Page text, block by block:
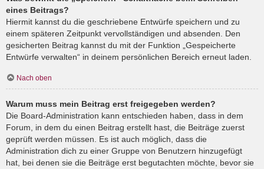
eines Beitrags?
Hiermit kannst du die geschriebene Entwürfe speichern und zu
einem späteren Zeitpunkt vervollständigen und absenden. Den
gesicherten Beitrag kannst du mit der Funktion „Gespeicherte
Entwürfe verwalten“ in deinem persönlichen Bereich erneut laden.
Nach oben
Warum muss mein Beitrag erst freigegeben werden?
Die Board-Administration kann entschieden haben, dass in dem
Forum, in dem du einen Beitrag erstellt hast, die Beiträge zuerst
geprüft werden müssen. Es ist auch möglich, dass die
Administration dich zu einer Gruppe von Benutzern hinzugefügt
hat, bei denen sie die Beiträge erst begutachten möchte, bevor sie